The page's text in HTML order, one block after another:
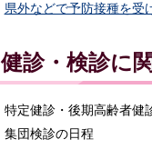
県外などで予防接種を受
健診・検診に
特定健診・後期高齢者健
集団検診の日程